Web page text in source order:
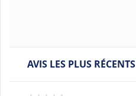
AVIS LES PLUS RÉCENTS